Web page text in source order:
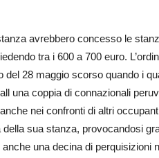
avrebbero concesso le
tra i 600 a 700 euro.
28 maggio scorso quando i
una coppia di connazionali
nei confronti di altri
sua stanza, provocandosi
una decina di perquisizioni